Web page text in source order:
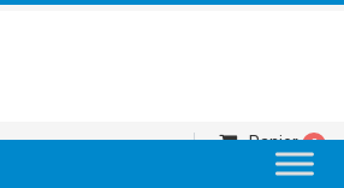
Panier 0